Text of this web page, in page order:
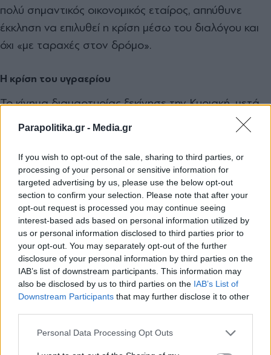
Parapolitika.gr - Media.gr
If you wish to opt-out of the sale, sharing to third parties, or
processing of your personal or sensitive information for
targeted advertising by us, please use the below opt-out
section to confirm your selection. Please note that after your
opt-out request is processed you may continue seeing
interest-based ads based on personal information utilized by
us or personal information disclosed to third parties prior to
your opt-out. You may separately opt-out of the further
disclosure of your personal information by third parties on the
IAB’s list of downstream participants. This information may
also be disclosed by us to third parties on the IAB’s List of
Downstream Participants that may further disclose it to other
Personal Data Processing Opt Outs
πολύ σημαντικός οικονομικός εταίρος, απηύθυνε
έκκληση να επιλυθεί η κρίση μέσω του διαλόγου και
όχι «με ταραχές στον δρόμο».
Η κρίση του υγραερίου
Το κίνημα διαμαρτυρίας ξεκίνησε την Κυριακή, μετά
την αύξηση της τιμής του
, στην πόλη
επεκτάθηκε στο Ακτάου, στις όχθες της Κασπίας
και στο Αλμάτι.
Η κυβέρνηση προσπάθησε αρχικά να κατευνάσει τα
πνεύματα, χωρίς επιτυχία, ανακοινώνοντας τη μείωση
της τιμής του υγραερίου στα 50 τένγκε (0,1 ευρώ) το
λίτρο, αντί για 120.
Η αύξηση της τιμής θεωρείται άδικη από τους
Εγγραφή στο newsletter